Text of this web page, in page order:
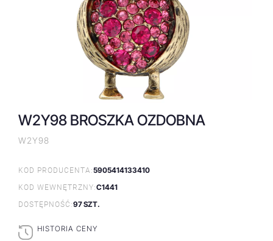
W2Y98 BROSZKA OZDOBNA
W2Y98
KOD PRODUCENTA:5905414133410
KOD WEWNĘTRZNY:C1441
DOSTĘPNOŚĆ:97 SZT.
HISTORIA CENY